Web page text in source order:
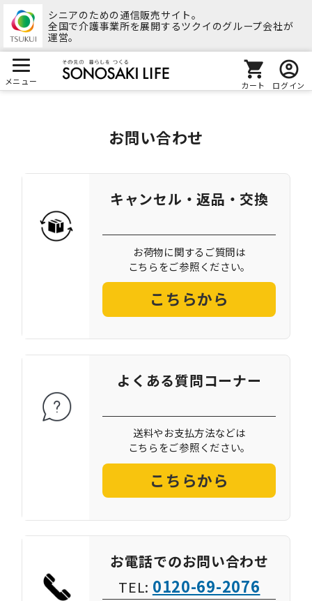
シニアのための通信販売サイト。
全国で介護事業所を展開するツクイのグループ会社が
運営。
メニュー カート ログイン
お問い合わせ
キャンセル・返品・交換
お荷物に関するご質問は
こちらをご参照ください。
こちらから
よくある質問コーナー
送料やお支払方法などは
こちらをご参照ください。
こちらから
お電話でのお問い合わせ
TEL: 0120-69-2076